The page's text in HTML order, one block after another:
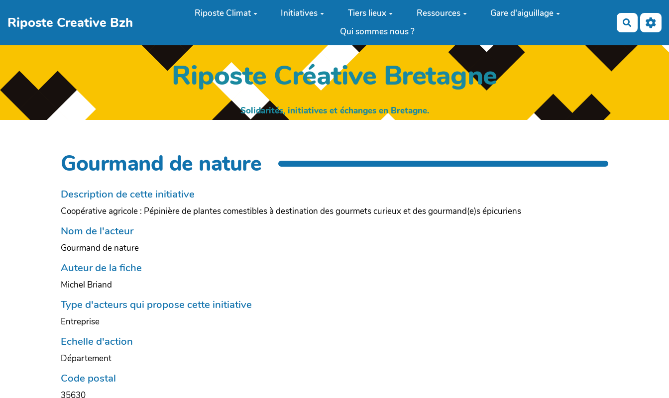
Riposte Creative Bzh
Riposte Climat Initiatives Tiers lieux Ressources
Gare d'aiguillage
Qui sommes nous ?
Riposte Créative Bretagne
Solidarités, initiatives et échanges en Bretagne.
Gourmand de nature
Description de cette initiative
Coopérative agricole : Pépinière de plantes comestibles à destination des gourmets curieux et des gourmand(e)s épicuriens
Nom de l'acteur
Gourmand de nature
Auteur de la fiche
Michel Briand
Type d'acteurs qui propose cette initiative
Entreprise
Echelle d'action
Département
Code postal
35630